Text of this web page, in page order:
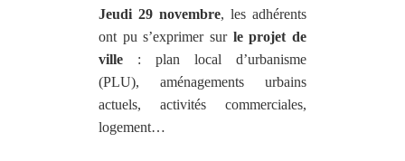
Jeudi 29 novembre, les adhérents
ont pu s’exprimer sur le projet de
ville : plan local d’urbanisme
(PLU), aménagements urbains
actuels, activités commerciales,
logement…